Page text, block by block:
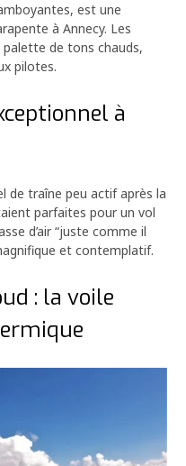
est une
à Annecy. Les
de tons chauds,
pilotes.
à
de traîne peu actif après la
parfaites pour un vol
d’air “juste comme il
et contemplatif.
: la voile